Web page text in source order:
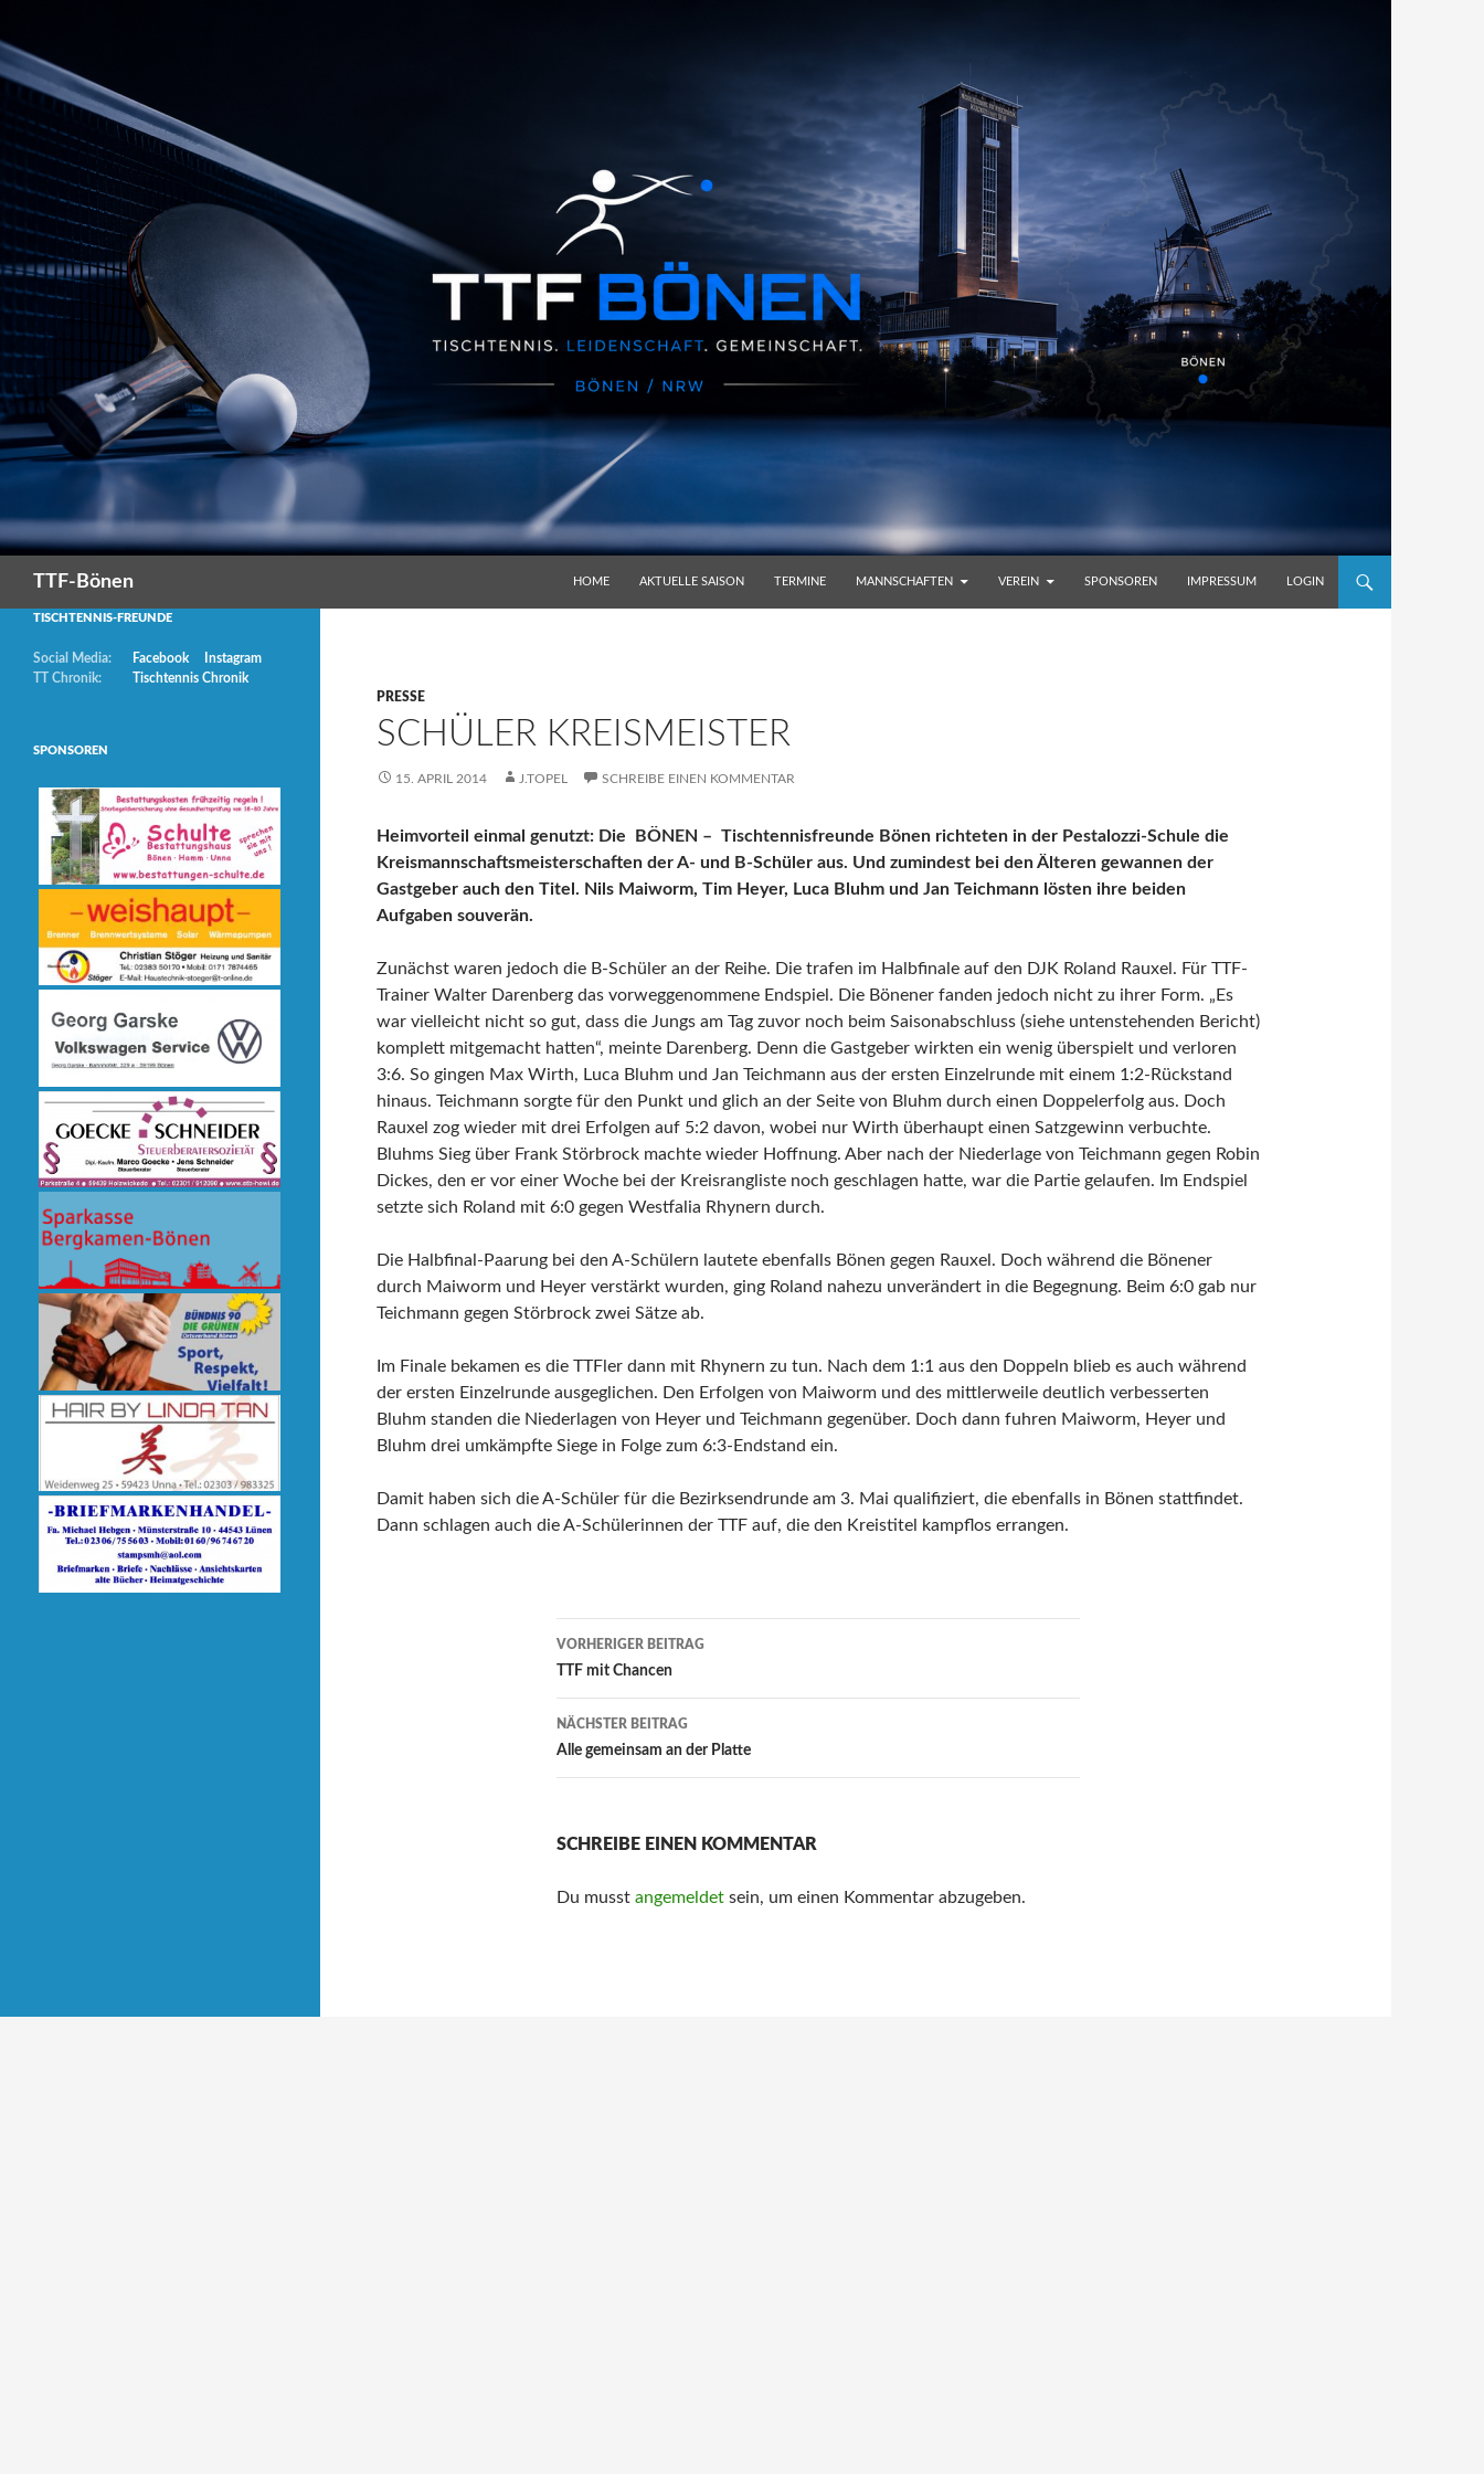
TTF-Bönen
HOME
AKTUELLE SAISON TERMINE MANNSCHAFTEN VEREIN SPONSOREN IMPRESSUM LOGIN
PRESSE
SCHÜLER KREISMEISTER
15. APRIL 2014 J.TOPEL SCHREIBE EINEN KOMMENTAR
Heimvorteil einmal genutzt: Die BÖNEN – Tischtennisfreunde Bönen richteten in der Pestalozzi-Schule die
Kreismannschaftsmeisterschaften der A- und B-Schüler aus. Und zumindest bei den Älteren gewannen der
Gastgeber auch den Titel. Nils Maiworm, Tim Heyer, Luca Bluhm und Jan Teichmann lösten ihre beiden
Aufgaben souverän.
Zunächst waren jedoch die B-Schüler an der Reihe. Die trafen im Halbfinale auf den DJK Roland Rauxel. Für TTF-
Trainer Walter Darenberg das vorweggenommene Endspiel. Die Bönener fanden jedoch nicht zu ihrer Form. „Es
war vielleicht nicht so gut, dass die Jungs am Tag zuvor noch beim Saisonabschluss (siehe untenstehenden Bericht)
komplett mitgemacht hatten“, meinte Darenberg. Denn die Gastgeber wirkten ein wenig überspielt und verloren
3:6. So gingen Max Wirth, Luca Bluhm und Jan Teichmann aus der ersten Einzelrunde mit einem 1:2-Rückstand
hinaus. Teichmann sorgte für den Punkt und glich an der Seite von Bluhm durch einen Doppelerfolg aus. Doch
Rauxel zog wieder mit drei Erfolgen auf 5:2 davon, wobei nur Wirth überhaupt einen Satzgewinn verbuchte.
Bluhms Sieg über Frank Störbrock machte wieder Hoffnung. Aber nach der Niederlage von Teichmann gegen Robin
Dickes, den er vor einer Woche bei der Kreisrangliste noch geschlagen hatte, war die Partie gelaufen. Im Endspiel
setzte sich Roland mit 6:0 gegen Westfalia Rhynern durch.
Die Halbfinal-Paarung bei den A-Schülern lautete ebenfalls Bönen gegen Rauxel. Doch während die Bönener
durch Maiworm und Heyer verstärkt wurden, ging Roland nahezu unverändert in die Begegnung. Beim 6:0 gab nur
Teichmann gegen Störbrock zwei Sätze ab.
Im Finale bekamen es die TTFler dann mit Rhynern zu tun. Nach dem 1:1 aus den Doppeln blieb es auch während
der ersten Einzelrunde ausgeglichen. Den Erfolgen von Maiworm und des mittlerweile deutlich verbesserten
Bluhm standen die Niederlagen von Heyer und Teichmann gegenüber. Doch dann fuhren Maiworm, Heyer und
Bluhm drei umkämpfte Siege in Folge zum 6:3-Endstand ein.
Damit haben sich die A-Schüler für die Bezirksendrunde am 3. Mai qualifiziert, die ebenfalls in Bönen stattfindet.
Dann schlagen auch die A-Schülerinnen der TTF auf, die den Kreistitel kampflos errangen.
Beitrags-
Navigation
VORHERIGER BEITRAG
TTF mit Chancen
NÄCHSTER BEITRAG
Alle gemeinsam an der Platte
SCHREIBE EINEN KOMMENTAR
Du musst angemeldet sein, um einen Kommentar abzugeben.
TISCHTENNIS-FREUNDE
Social Media: Facebook
Instagram
TT Chronik:
Tischtennis Chronik
SPONSOREN